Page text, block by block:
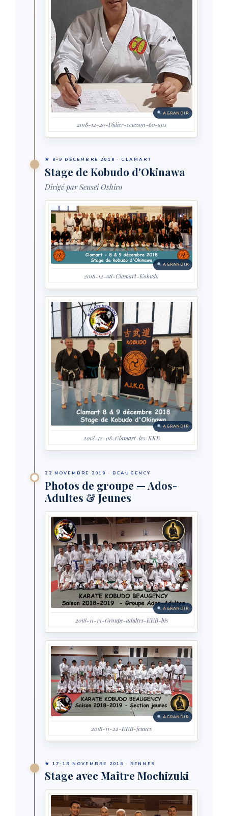
AGRANDIR
2018-12-20-Didier-ecusson-60-ans
★ 8-9 DÉCEMBRE 2018 · CLAMART
Stage de Kobudo d'Okinawa
Dirigé par Sensei Oshiro
AGRANDIR
2018-12-08-Clamart-Kobudo
AGRANDIR
2018-12-08-Clamart-les-KKB
22 NOVEMBRE 2018 · BEAUGENCY
Photos de groupe — Ados-
Adultes & Jeunes
AGRANDIR
2018-11-13-Groupe-adultes-KKB-bis
AGRANDIR
2018-11-22-KKB-jeunes
★ 17-18 NOVEMBRE 2018 · RENNES
Stage avec Maître Mochizuki